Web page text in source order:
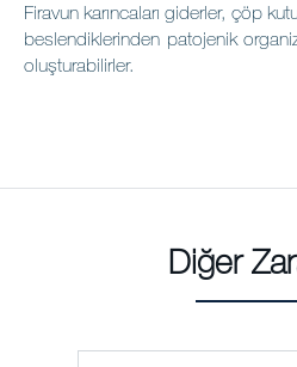
Firavun karıncaları giderler, çöp
beslendiklerinden patojenik
oluşturabilirler.
Diğer